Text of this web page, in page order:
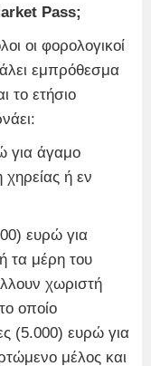
Pass;
οι φορολογικοί
εμπρόθεσμα
το ετήσιο
για άγαμο
ή εν
ευρώ για
τα μέρη του
χωριστή
οποίο
(5.000) ευρώ για
μέλος και